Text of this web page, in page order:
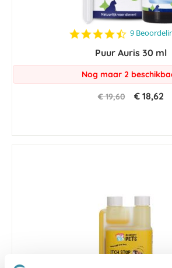
4.4
rating
9
Puur Auris 30 ml
Nog maar 2
€ 19,60 € 18,62